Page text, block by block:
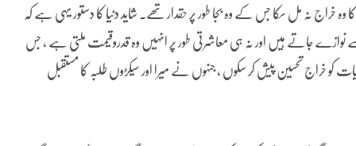
نہ مل سکا جس کے وہ بجا طور پر حقدار تھے۔ شاید دنیا کا دستور یہی ہے کہ
سے نوازے جاتے ہیں اور نہ ہی معاشرتی طور پر انہیں وہ قدروقیمت ملتی ہے ، جس
کم چند شخصیات کو خراج تحسین پیش کر سکوں ، جنہوں نے میرا اور سیکڑوں طلبہ کا مستقبل